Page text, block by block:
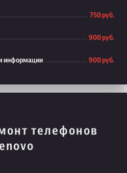
750 руб.
900 руб.
информации 900 руб.
телефонов